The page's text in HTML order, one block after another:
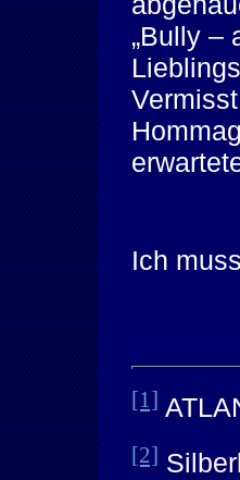
„Bully –
Ich
[1]
[2]